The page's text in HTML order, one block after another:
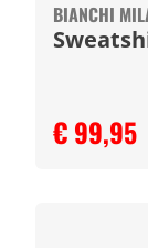
BIANCHI
€ 99,95